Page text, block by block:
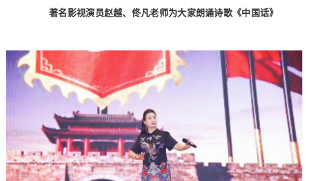
著名影视演员赵越、佟凡老师为大家朗诵诗歌《中国话》